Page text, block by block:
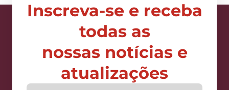
Inscreva-se e receba
todas as
nossas notícias e
atualizações